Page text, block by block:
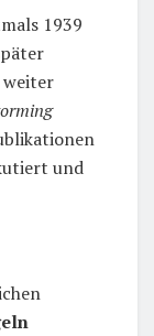
1939
weiter
und